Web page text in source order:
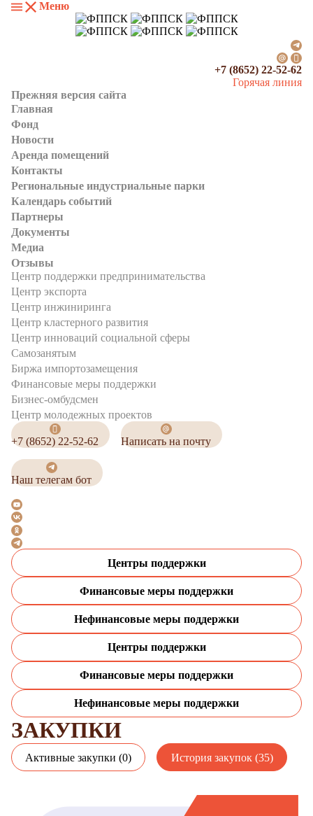
Меню
+7 (8652) 22-52-62
Горячая линия
Прежняя версия сайта
Главная
Фонд
Новости
Аренда помещений
Контакты
Региональные индустриальные парки
Календарь событий
Партнеры
Документы
Медиа
Отзывы
Центр поддержки предпринимательства
Центр экспорта
Центр инжиниринга
Центр кластерного развития
Центр инноваций социальной сферы
Cамозанятым
Биржа импортозамещения
Финансовые меры поддержки
Бизнес-омбудсмен
Центр молодежных проектов
+7 (8652) 22-52-62 Написать на почту
Наш телегам бот
Центры поддержки
Финансовые меры поддержки
Нефинансовые меры поддержки
Центры поддержки
Финансовые меры поддержки
Нефинансовые меры поддержки
ЗАКУПКИ
Активные закупки (0) История закупок (35)